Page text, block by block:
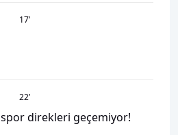
17’
22’
direkleri geçemiyor!